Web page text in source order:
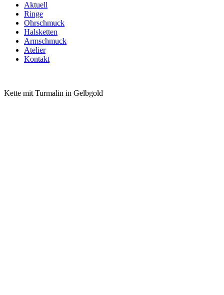
Aktuell
Ringe
Ohrschmuck
Halsketten
Armschmuck
Atelier
Kontakt
Kette mit Turmalin in Gelbgold